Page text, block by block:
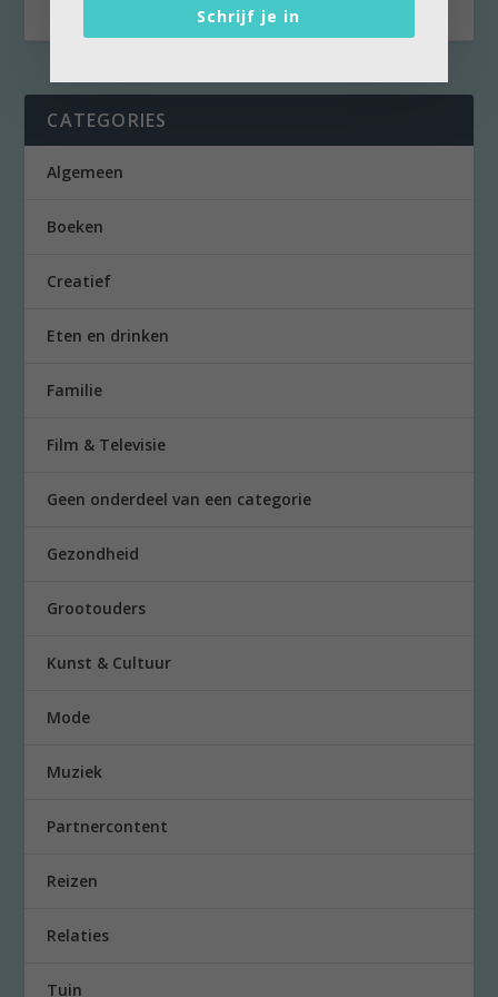
CATEGORIES
Algemeen
Boeken
Creatief
Eten en drinken
Familie
Film & Televisie
Geen onderdeel van een categorie
Gezondheid
Grootouders
Kunst & Cultuur
Mode
Muziek
Partnercontent
Reizen
Relaties
Tuin
Schrijf je in